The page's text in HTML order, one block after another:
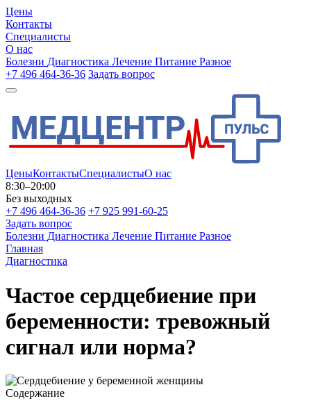
Цены
Контакты
Специалисты
О нас
Болезни Диагностика Лечение Питание Разное
+7 496 464-36-36 Задать вопрос
ЦеныКонтактыСпециалистыО нас
8:30–20:00
Без выходных
+7 496 464-36-36 +7 925 991-60-25
Задать вопрос
Болезни Диагностика Лечение Питание Разное
Главная
Диагностика
Частое сердцебиение при
беременности: тревожный
сигнал или норма?
Содержание